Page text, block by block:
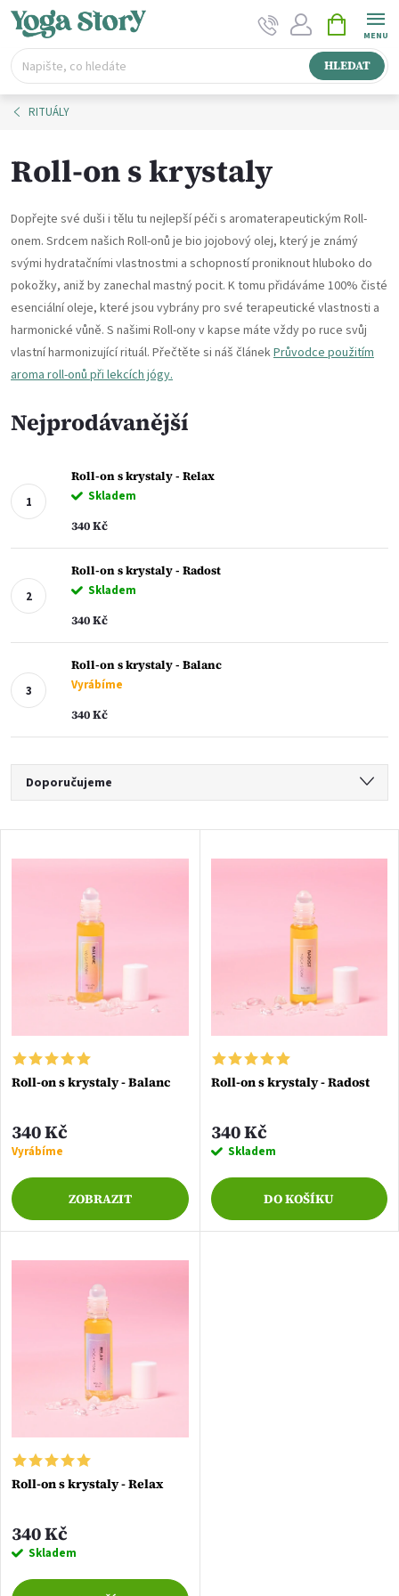
Přejít
obsah
HLEDAT
NÁKUPNÍ
KOŠÍK
RITUÁLY
Roll-on s krystaly
Dopřejte své duši i tělu tu nejlepší péči s aromaterapeutickým Roll-
onem. Srdcem našich Roll-onů je bio jojobový olej, který je známý
svými hydratačními vlastnostmi a schopností proniknout hluboko do
pokožky, aniž by zanechal mastný pocit. K tomu přidáváme 100% čisté
esenciální oleje, které jsou vybrány pro své terapeutické vlastnosti a
harmonické vůně. S našimi Roll-ony v kapse máte vždy po ruce svůj
vlastní harmonizující rituál. Přečtěte si náš článekPrůvodce použitím
aroma roll-onů při lekcích jógy.
Nejprodávanější
Roll-on s krystaly - Relax
Skladem
340 Kč
Roll-on s krystaly - Radost
Skladem
340 Kč
Roll-on s krystaly - Balanc
Vyrábíme
340 Kč
Ř
a
z
p
r
o
d
u
k
Doporučujeme
Nejdražší
Nejprodávanější
Abecedně
V
s
p
r
o
d
u
Roll-on s krystaly - Balanc
340 Kč
Vyrábíme
ZOBRAZIT
Roll-on s krystaly - Radost
340 Kč
Skladem
DO KOŠÍKU
Roll-on s krystaly - Relax
340 Kč
Skladem